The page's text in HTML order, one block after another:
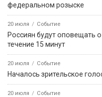
федеральном розыске
20 июля Событие
Россиян будут оповещать
течение 15 минут
20 июля Событие
Началось зрительское
20 июля Событие